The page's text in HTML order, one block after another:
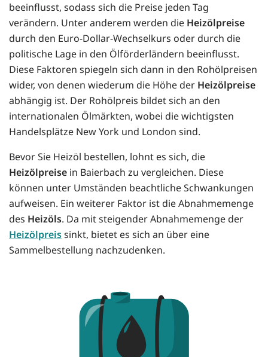
beeinflusst, sodass sich die Preise jeden Tag
verändern. Unter anderem werden die Heizölpreise
durch den Euro-Dollar-Wechselkurs oder durch die
politische Lage in den Ölförderländern beeinflusst.
Diese Faktoren spiegeln sich dann in den Rohölpreisen
wider, von denen wiederum die Höhe der Heizölpreise
abhängig ist. Der Rohölpreis bildet sich an den
internationalen Ölmärkten, wobei die wichtigsten
Handelsplätze New York und London sind.
Bevor Sie Heizöl bestellen, lohnt es sich, die
Heizölpreise in Baierbach zu vergleichen. Diese
können unter Umständen beachtliche Schwankungen
aufweisen. Ein weiterer Faktor ist die Abnahmemenge
des Heizöls. Da mit steigender Abnahmemenge der
Heizölpreissinkt, bietet es sich an über eine
Sammelbestellung nachzudenken.